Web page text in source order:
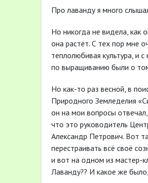
Про лаванду я много
Но никогда не видела, как
она растёт. С тех пор мне
теплолюбивая культура, и
по выращиванию были о
Но как-то раз весной, в
Природного Земледелия
он на мои вопросы
что это руководитель
Александр Петрович. Вот
перестраивать всё своё
и вот на одном из мастер-
Лаванду?? И какое же